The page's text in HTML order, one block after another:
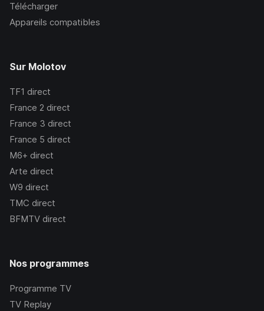
Télécharger
Appareils compatibles
Sur Molotov
TF1 direct
France 2 direct
France 3 direct
France 5 direct
M6+ direct
Arte direct
W9 direct
TMC direct
BFMTV direct
Nos programmes
Programme TV
TV Replay